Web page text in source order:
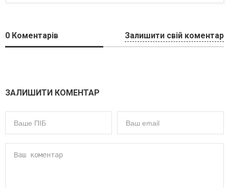
0 Коментарів Залишити свій коментар
ЗАЛИШИТИ КОМЕНТАР